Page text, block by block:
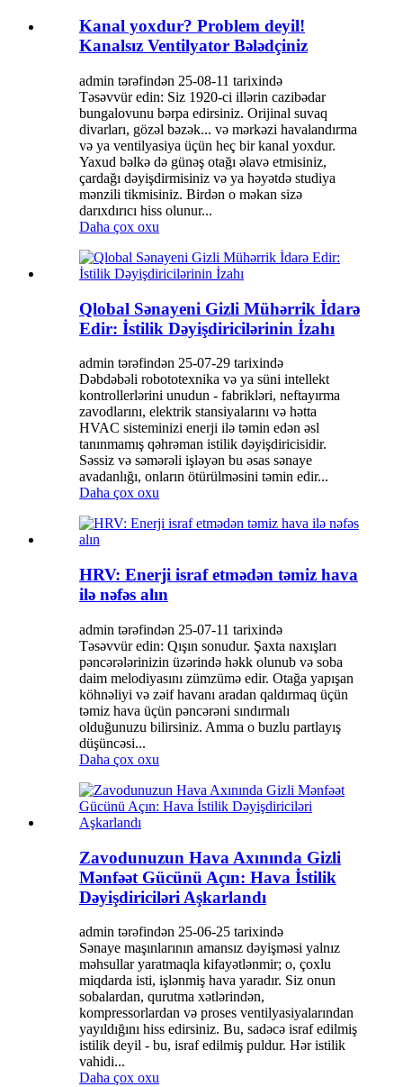
Kanal yoxdur? Problem deyil!
Kanalsız Ventilyator Bələdçiniz
admin tərəfindən 25-08-11 tarixində
Təsəvvür edin: Siz 1920-ci illərin cazibədar
bungalovunu bərpa edirsiniz. Orijinal suvaq
divarları, gözəl bəzək... və mərkəzi havalandırma
və ya ventilyasiya üçün heç bir kanal yoxdur.
Yaxud bəlkə də günəş otağı əlavə etmisiniz,
çardağı dəyişdirmisiniz və ya həyətdə studiya
mənzili tikmisiniz. Birdən o məkan sizə
darıxdırıcı hiss olunur...
Daha çox oxu
Qlobal Sənayeni Gizli Mühərrik İdarə
Edir: İstilik Dəyişdiricilərinin İzahı
admin tərəfindən 25-07-29 tarixində
Dəbdəbəli robototexnika və ya süni intellekt
kontrollerlərini unudun - fabrikləri, neftayırma
zavodlarını, elektrik stansiyalarını və hətta
HVAC sisteminizi enerji ilə təmin edən əsl
tanınmamış qəhrəman istilik dəyişdiricisidir.
Səssiz və səmərəli işləyən bu əsas sənaye
avadanlığı, onların ötürülməsini təmin edir...
Daha çox oxu
HRV: Enerji israf etmədən təmiz hava
ilə nəfəs alın
admin tərəfindən 25-07-11 tarixində
Təsəvvür edin: Qışın sonudur. Şaxta naxışları
pəncərələrinizin üzərində həkk olunub və soba
daim melodiyasını zümzümə edir. Otağa yapışan
köhnəliyi və zəif havanı aradan qaldırmaq üçün
təmiz hava üçün pəncərəni sındırmalı
olduğunuzu bilirsiniz. Amma o buzlu partlayış
düşüncəsi...
Daha çox oxu
Zavodunuzun Hava Axınında Gizli
Mənfəət Gücünü Açın: Hava İstilik
Dəyişdiriciləri Aşkarlandı
admin tərəfindən 25-06-25 tarixində
Sənaye maşınlarının amansız dəyişməsi yalnız
məhsullar yaratmaqla kifayətlənmir; o, çoxlu
miqdarda isti, işlənmiş hava yaradır. Siz onun
sobalardan, qurutma xətlərindən,
kompressorlardan və proses ventilyasiyalarından
yayıldığını hiss edirsiniz. Bu, sadəcə israf edilmiş
istilik deyil - bu, israf edilmiş puldur. Hər istilik
vahidi...
Daha çox oxu